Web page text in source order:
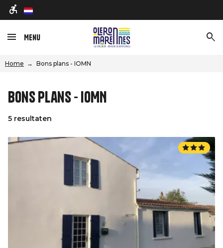
nl
Menu
Home Bons plans - IOMN
Bons plans - IOMN
5 resultaten